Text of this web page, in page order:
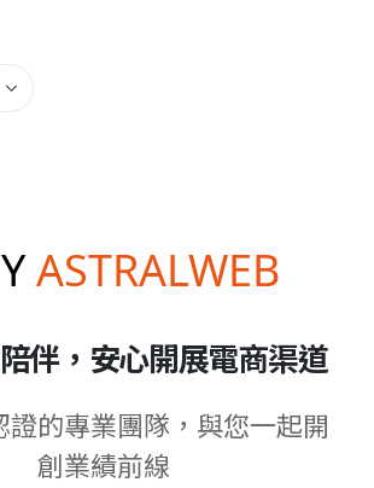
ASTRALWEB
伴，安心開展電商渠道
證的專業團隊，與您一起開
創業績前線